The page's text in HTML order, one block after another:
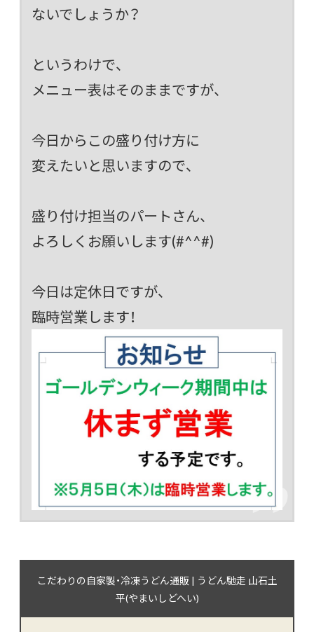
ないでしょうか？
というわけで、
メニュー表はそのままですが、
今日からこの盛り付け方に
変えたいと思いますので、
盛り付け担当のパートさん、
よろしくお願いします(#^^#)
今日は定休日ですが、
臨時営業します！
こだわりの自家製・冷凍うどん通販 | うどん馳走 山石土
平(やまいしどへい)